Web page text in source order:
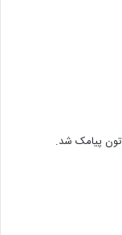
پیامک شد.